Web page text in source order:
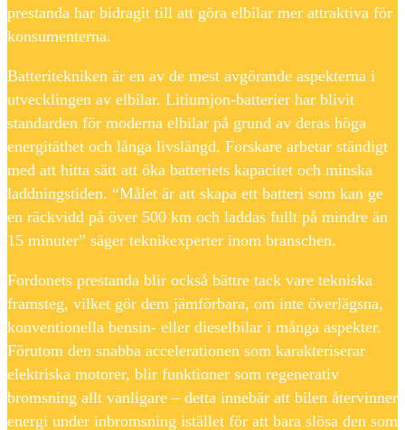
prestanda har bidragit till att göra elbilar mer attraktiva för
konsumenterna.
Batteritekniken är en av de mest avgörande aspekterna i
utvecklingen av elbilar. Litiumjon-batterier har blivit
standarden för moderna elbilar på grund av deras höga
energitäthet och långa livslängd. Forskare arbetar ständigt
med att hitta sätt att öka batteriets kapacitet och minska
laddningstiden. “Målet är att skapa ett batteri som kan ge
en räckvidd på över 500 km och laddas fullt på mindre än
15 minuter” säger teknikexperter inom branschen.
Fordonets prestanda blir också bättre tack vare tekniska
framsteg, vilket gör dem jämförbara, om inte överlägsna,
konventionella bensin- eller dieselbilar i många aspekter.
Förutom den snabba accelerationen som karakteriserar
elektriska motorer, blir funktioner som regenerativ
bromsning allt vanligare – detta innebär att bilen återvinner
energi under inbromsning istället för att bara slösa den som